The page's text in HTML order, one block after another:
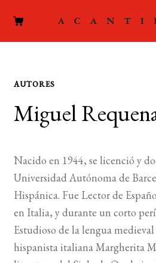
LA
AUTORES
Miguel
Nacido en 1944, se licenció y
Universidad Autónoma de
Hispánica. Fue Lector de
en Italia, y durante un corto
Estudioso de la lengua
hispanista italiana Margherita